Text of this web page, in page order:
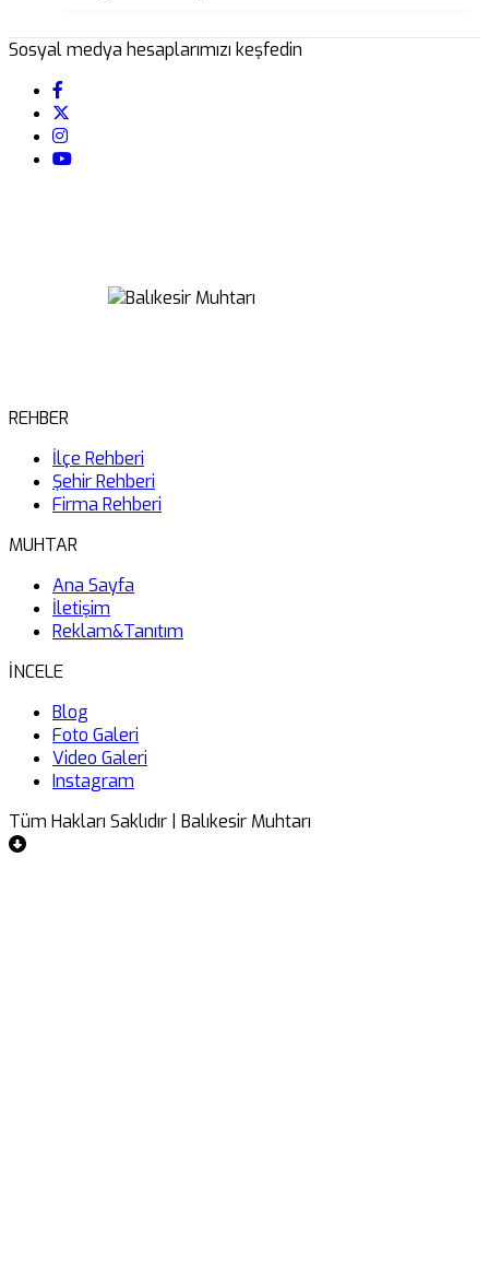
Sosyal medya hesaplarımızı keşfedin
REHBER
İlçe Rehberi
Şehir Rehberi
Firma Rehberi
MUHTAR
Ana Sayfa
İletişim
Reklam&Tanıtım
İNCELE
Blog
Foto Galeri
Video Galeri
Instagram
Tüm Hakları Saklıdır | Balıkesir Muhtarı